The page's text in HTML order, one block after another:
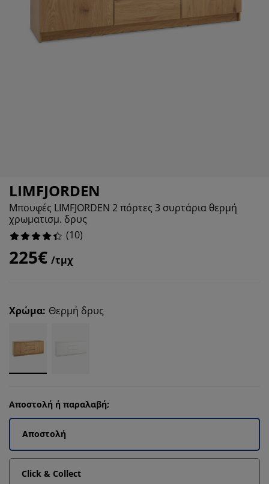
κρεβατιού
εξωτερικού χώρου
σπιτιού
LIMFJORDEN
Μπουφές LIMFJORDEN 2 πόρτες 3 συρτάρια θερμή
χρωματισμ. δρυς
(10)
225€ /τμχ
Χρώμα: Θερμή δρυς
Αποστολή ή παραλαβή;
Αποστολή
Click & Collect